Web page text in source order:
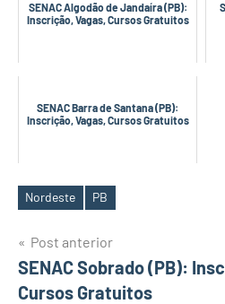
SENAC Algodão de Jandaíra (PB):
Inscrição, Vagas, Cursos Gratuitos
SENAC Barra de Santana (PB):
Inscrição, Vagas, Cursos Gratuitos
Tags
Nordeste PB
Navegação
de
Post anterior
SENAC Sobrado (PB):
Cursos Gratuitos